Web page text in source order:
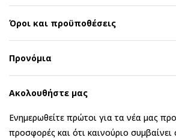
Όροι και προϋποθέσεις
Προνόμια
Ακολουθήστε μας
Ενημερωθείτε πρώτοι για τα νέα μας
προσφορές και ότι καινούριο